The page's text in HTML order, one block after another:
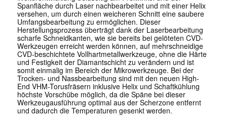
Spanfläche durch Laser nachbearbeitet und mit einer Helix
versehen, um durch einen weicheren Schnitt eine saubere
Umfangsbearbeitung zu ermöglichen. Dieser
Herstellungsprozess überträgt dank der Laserbearbeitung
scharfe Schneidkanten, wie sie bereits bei gelöteten CVD-
Werkzeugen erreicht werden können, auf mehrschneidige
CVD-beschichtete Vollhartmetallwerkzeuge, ohne die Härte
und Festigkeit der Diamantschicht zu verändern und ist
somit einmalig im Bereich der Mikrowerkzeuge. Bei der
Trocken- und Nassbearbeitung sind mit den neuen High-
End VHM-Torusfräsern inklusive Helix und Schaftkühlung
höchste Vorschübe möglich, da die Späne bei dieser
Werkzeugausführung optimal aus der Scherzone entfernt
und dadurch die Temperaturen gesenkt werden.